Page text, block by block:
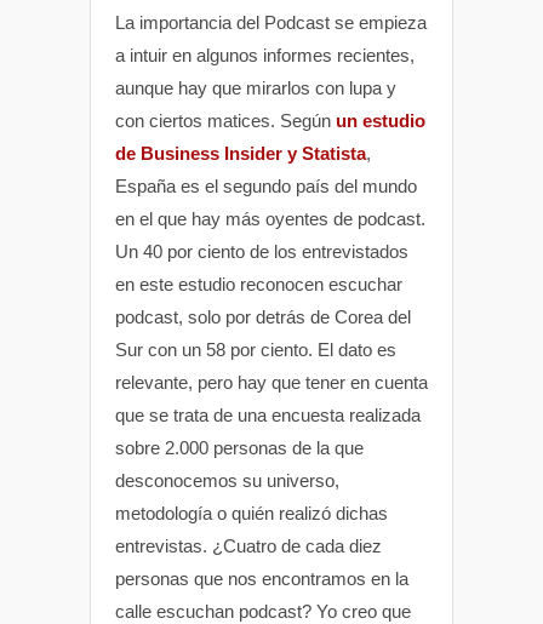
La importancia del Podcast se empieza
a intuir en algunos informes recientes,
aunque hay que mirarlos con lupa y
con ciertos matices. Según un estudio
de Business Insider y Statista,
España es el segundo país del mundo
en el que hay más oyentes de podcast.
Un 40 por ciento de los entrevistados
en este estudio reconocen escuchar
podcast, solo por detrás de Corea del
Sur con un 58 por ciento. El dato es
relevante, pero hay que tener en cuenta
que se trata de una encuesta realizada
sobre 2.000 personas de la que
desconocemos su universo,
metodología o quién realizó dichas
entrevistas. ¿Cuatro de cada diez
personas que nos encontramos en la
calle escuchan podcast? Yo creo que